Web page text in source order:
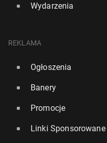
Wydarzenia
REKLAMA
Ogłoszenia
Banery
Promocje
Linki Sponsorowane